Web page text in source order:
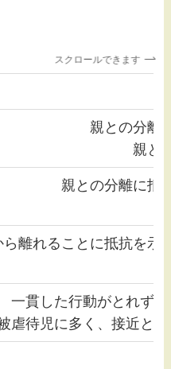
スクロールできます
親との分離
親と
親との分離に抵
ら離れることに抵抗を示
一貫した行動がとれず
虐待児に多く、接近と